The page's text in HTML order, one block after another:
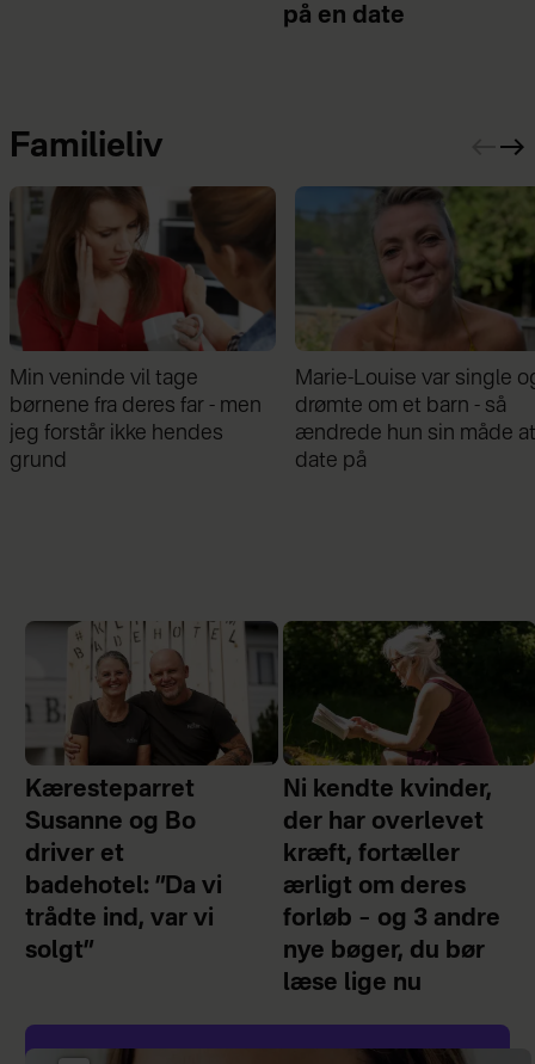
på en date
Familieliv
vil tage
deres far - men
ikke hendes
Marie-Louise var single og
drømte om et barn - så
ændrede hun sin måde at
om
Var
Kæresteparret
Susanne og Bo
driver et
badehotel: ”Da vi
trådte ind, var vi
solgt”
Ni kendte kvinder,
der har overlevet
kræft, fortæller
ærligt om deres
forløb – og 3 andre
nye bøger, du bør
læse lige nu